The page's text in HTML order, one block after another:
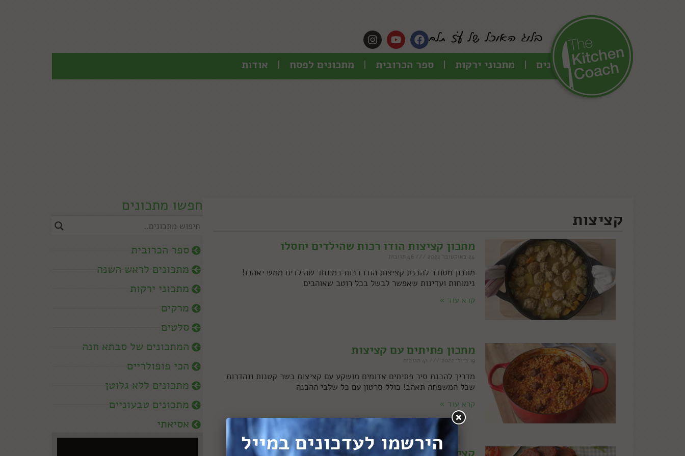
כל המתכונים מתכוני ירקות ספר הכרובית מתכונים לפסח אודות
חפשו מתכונים
ספר הכרובית
מתכונים לראש השנה
מתכוני ירקות
מרקים
סלטים
המתכונים של סבתא חנה
הכי פופולריים
מתכונים ללא גלוטן
מתכונים טבעוניים
אסיאתי
קציצות
מתכון קציצות הודו רכות שהילדים יחסלו
24 באוקטובר 2022
מתכון מסודר להכנת קציצות הודו רכות במיוחד שהילדים ממש יאהבו!
נימוחות ועדינות שאפשר לבשל בכל רוטב שאוהבים
קרא עוד »
מתכון פתיתים עם קציצות
19 ביולי 2022
מדריך להכנת סיר פתיתים אדומים מושקע עם קציצות בשר קטנות ונהדרות
שכל המשפחה תאהב! כולל סרטון עם כל שלבי ההכנה
קרא עוד »
הירשמו לעדכונים במייל